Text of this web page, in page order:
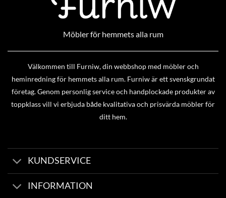
Möbler för hemmets alla rum
Välkommen till Furniw, din webbshop med möbler och
heminredning för hemmets alla rum. Furniw är ett svenskgrundat
företag. Genom personlig service och handplockade produkter av
toppklass vill vi erbjuda både kvalitativa och prisvärda möbler för
ditt hem.
KUNDSERVICE
INFORMATION